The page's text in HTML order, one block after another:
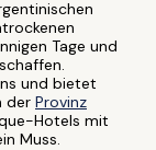
Tage und
und bietet
der Provinz
Hotels mit
Muss.